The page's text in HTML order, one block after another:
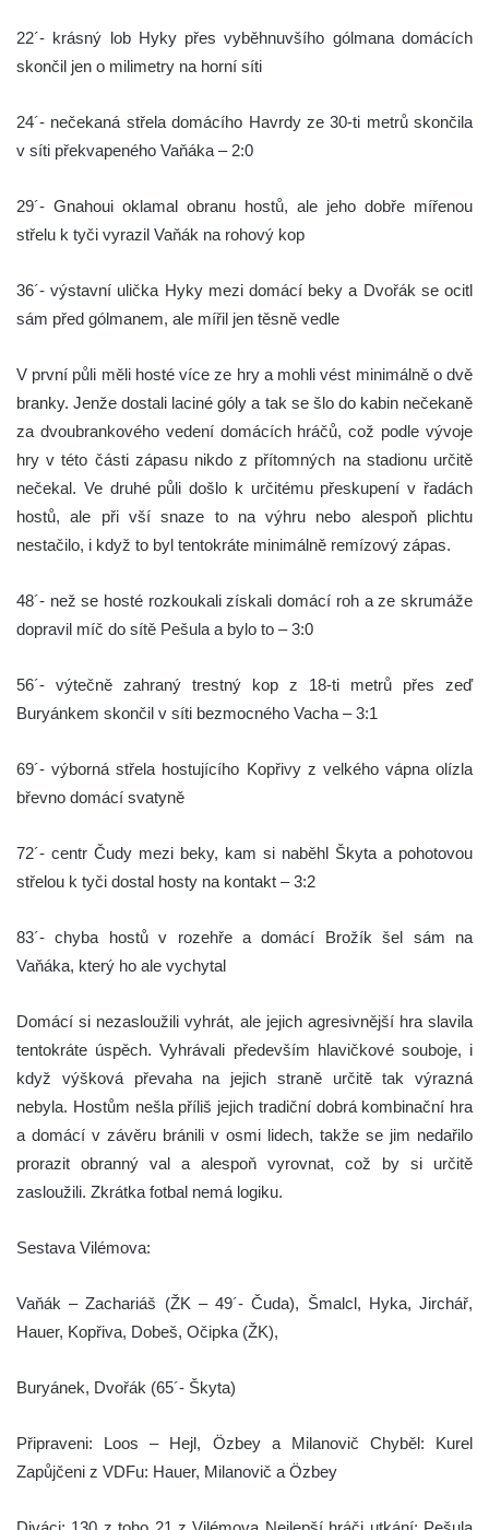
22´- krásný lob Hyky přes vyběhnuvšího gólmana domácích
skončil jen o milimetry na horní síti
24´- nečekaná střela domácího Havrdy ze 30-ti metrů skončila
v síti překvapeného Vaňáka – 2:0
29´- Gnahoui oklamal obranu hostů, ale jeho dobře mířenou
střelu k tyči vyrazil Vaňák na rohový kop
36´- výstavní ulička Hyky mezi domácí beky a Dvořák se ocitl
sám před gólmanem, ale mířil jen těsně vedle
V první půli měli hosté více ze hry a mohli vést minimálně o dvě
branky. Jenže dostali laciné góly a tak se šlo do kabin nečekaně
za dvoubrankového vedení domácích hráčů, což podle vývoje
hry v této části zápasu nikdo z přítomných na stadionu určitě
nečekal. Ve druhé půli došlo k určitému přeskupení v řadách
hostů, ale při vší snaze to na výhru nebo alespoň plichtu
nestačilo, i když to byl tentokráte minimálně remízový zápas.
48´- než se hosté rozkoukali získali domácí roh a ze skrumáže
dopravil míč do sítě Pešula a bylo to – 3:0
56´- výtečně zahraný trestný kop z 18-ti metrů přes zeď
Buryánkem skončil v síti bezmocného Vacha – 3:1
69´- výborná střela hostujícího Kopřivy z velkého vápna olízla
břevno domácí svatyně
72´- centr Čudy mezi beky, kam si naběhl Škyta a pohotovou
střelou k tyči dostal hosty na kontakt – 3:2
83´- chyba hostů v rozehře a domácí Brožík šel sám na
Vaňáka, který ho ale vychytal
Domácí si nezasloužili vyhrát, ale jejich agresivnější hra slavila
tentokráte úspěch. Vyhrávali především hlavičkové souboje, i
když výšková převaha na jejich straně určitě tak výrazná
nebyla. Hostům nešla příliš jejich tradiční dobrá kombinační hra
a domácí v závěru bránili v osmi lidech, takže se jim nedařilo
prorazit obranný val a alespoň vyrovnat, což by si určitě
zasloužili. Zkrátka fotbal nemá logiku.
Sestava Vilémova:
Vaňák – Zachariáš (ŽK – 49´- Čuda), Šmalcl, Hyka, Jirchář,
Hauer, Kopřiva, Dobeš, Očipka (ŽK),
Buryánek, Dvořák (65´- Škyta)
Připraveni: Loos – Hejl, Özbey a Milanovič Chyběl: Kurel
Zapůjčeni z VDFu: Hauer, Milanovič a Özbey